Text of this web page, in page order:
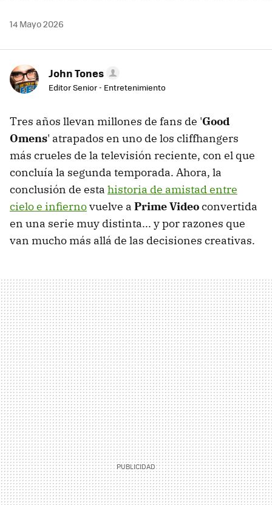
14 Mayo 2026
John Tones
Editor Senior - Entretenimiento
Tres años llevan millones de fans de 'Good
Omens' atrapados en uno de los cliffhangers
más crueles de la televisión reciente, con el que
concluía la segunda temporada. Ahora, la
conclusión de esta historia de amistad entre
cielo e infiernovuelve a Prime Videoconvertida
en una serie muy distinta... y por razones que
van mucho más allá de las decisiones creativas.